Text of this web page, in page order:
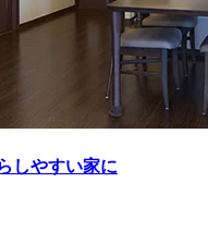
しやすい家に